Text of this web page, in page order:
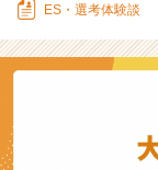
ES・選考体験談